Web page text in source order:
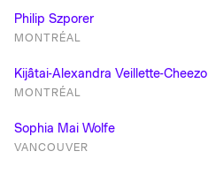
Philip Szporer
MONTRÉAL
Kijâtai-Alexandra Veillette-Cheezo
MONTRÉAL
Sophia Mai Wolfe
VANCOUVER